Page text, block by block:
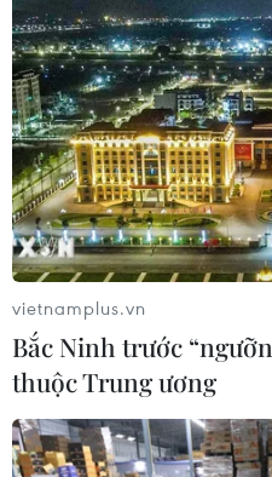
TIN LIÊN QUAN
Giới phân tích lo
vietnamplus.vn
Bắc Ninh trước
thuộc Trung ương